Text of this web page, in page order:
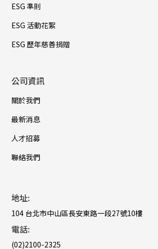
ESG 準則
ESG 活動花絮
ESG 歷年慈善捐贈
公司資訊
關於我們
最新消息
人才招募
聯絡我們
地址:
104 台北市中山區長安東路一段27號10樓
電話:
(02)2100-2325